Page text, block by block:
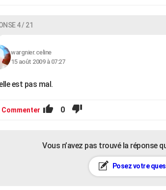
4 / 21
wargnier.celine
15 août 2009 à 07:27
est pas mal.
Commenter 0
Vous n’avez pas trouvé la réponse
Posez votre